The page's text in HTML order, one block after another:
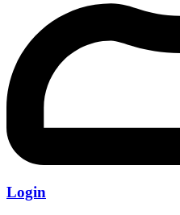
Login